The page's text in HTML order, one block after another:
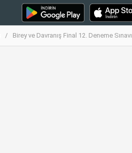
Birey ve Davranış Final 12. Deneme Sınavı